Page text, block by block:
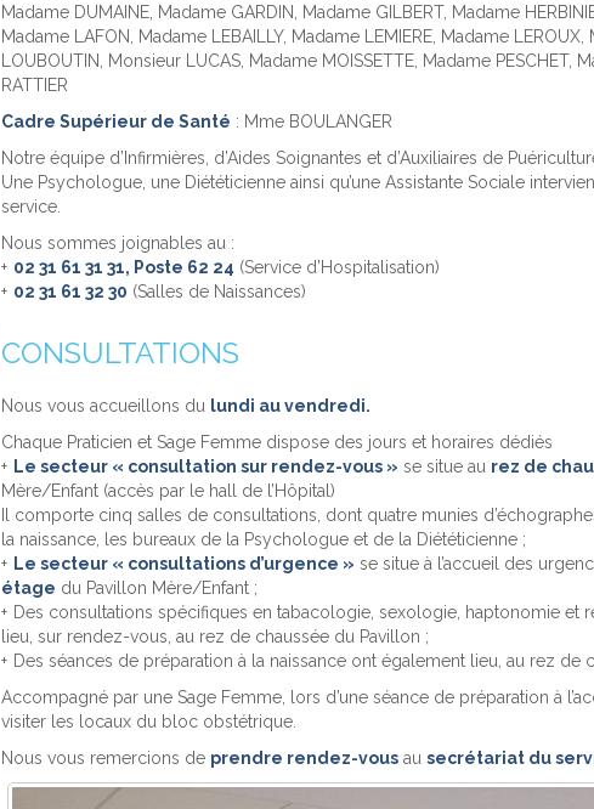
Madame DUMAINE, Madame GARDIN, Madame GILBERT, Madame
Madame LAFON, Madame LEBAILLY, Madame LEMIERE, Madame
LOUBOUTIN, Monsieur LUCAS, Madame MOISSETTE, Madame PESCHET,
RATTIER
Cadre Supérieur de Santé : Mme BOULANGER
Notre équipe d’Infirmières, d’Aides Soignantes et d’Auxiliaires de
Une Psychologue, une Diététicienne ainsi qu’une Assistante Sociale
service.
Nous sommes joignables au :
02 31 61 31 31, Poste 62 24 (Service d’Hospitalisation)
02 31 61 32 30 (Salles de Naissances)
CONSULTATIONS
Nous vous accueillons du lundi au vendredi.
Chaque Praticien et Sage Femme dispose des jours et horaires dédiés
Le secteur « consultation sur rendez-vous » se situe au rez de
Mère/Enfant (accès par le hall de l’Hôpital)
Il comporte cinq salles de consultations, dont quatre munies
la naissance, les bureaux de la Psychologue et de la Diététicienne ;
Le secteur « consultations d’urgence » se situe à l’accueil des
étage du Pavillon Mère/Enfant ;
Des consultations spécifiques en tabacologie, sexologie, haptonomie et
lieu, sur rendez-vous, au rez de chaussée du Pavillon ;
Des séances de préparation à la naissance ont également lieu, au rez de
Accompagné par une Sage Femme, lors d’une séance de préparation à
visiter les locaux du bloc obstétrique.
Nous vous remercions de prendre rendez-vousau secrétariat du